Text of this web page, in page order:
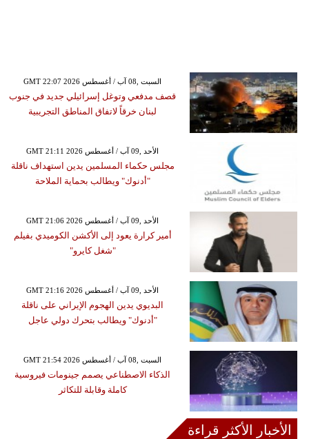
GMT 22:07 2026 السبت ,08 آب / أغسطس
قصف مدفعي وتوغل إسرائيلي جديد في جنوب
لبنان خرقاً لاتفاق المناطق التجريبية
GMT 21:11 2026 الأحد ,09 آب / أغسطس
مجلس حكماء المسلمين يدين استهداف ناقلة
"أدنوك" ويطالب بحماية الملاحة
GMT 21:06 2026 الأحد ,09 آب / أغسطس
أمير كرارة يعود إلى الأكشن الكوميدي بفيلم
"شغل كايرو"
GMT 21:16 2026 الأحد ,09 آب / أغسطس
البديوي يدين الهجوم الإيراني على ناقلة
"أدنوك" ويطالب بتحرك دولي عاجل
GMT 21:54 2026 السبت ,08 آب / أغسطس
الذكاء الاصطناعي يصمم جينومات فيروسية
كاملة وقابلة للتكاثر
الأخبار الأكثر قراءة